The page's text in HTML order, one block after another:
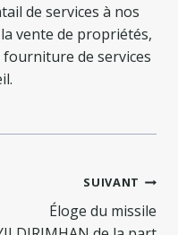
de services à nos
vente de propriétés,
de services
SUIVANT
Éloge du missile